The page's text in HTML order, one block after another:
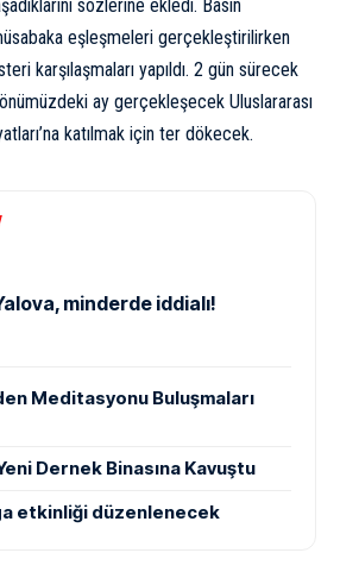
sözlerine ekledi. Basın
eşleşmeleri gerçekleştirilirken
karşılaşmaları yapıldı. 2 gün sürecek
ay gerçekleşecek Uluslararası
katılmak için ter dökecek.
minderde iddialı!
Meditasyonu Buluşmaları
Dernek Binasına Kavuştu
etkinliği düzenlenecek